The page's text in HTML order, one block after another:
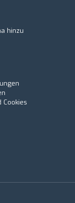
hinzu